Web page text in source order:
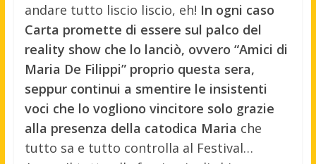
andare tutto liscio liscio, eh! In ogni caso
Carta promette di essere sul palco del
reality show che lo lanciò, ovvero “Amici di
Maria De Filippi” proprio questa sera,
seppur continui a smentire le insistenti
voci che lo vogliono vincitore solo grazie
alla presenza della catodica Maria che
tutto sa e tutto controlla al Festival…